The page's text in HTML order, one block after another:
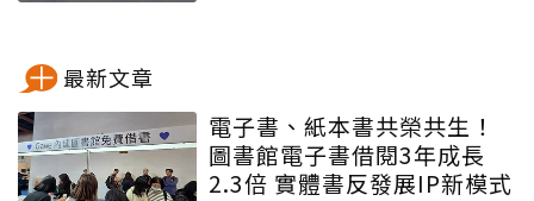
最新文章
電子書、紙本書共榮共生！
圖書館電子書借閱3年成長
2.3倍 實體書反發展IP新模式